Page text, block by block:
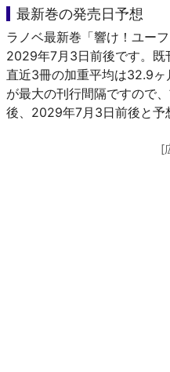
最新巻の発売日予想
ラノベ最新巻「響け！ユー
2029年7月3日前後です。既
直近3冊の加重平均は32.9
が最大の刊行間隔ですので
後、2029年7月3日前後と予
[